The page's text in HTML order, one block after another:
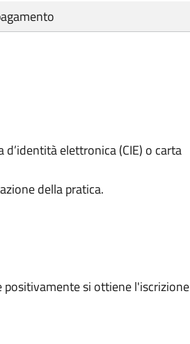
elettronica (CIE) o carta
della pratica.
si ottiene l'iscrizione